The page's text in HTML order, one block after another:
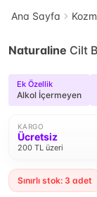
Ana Sayfa
Naturaline Cilt
Ek Özellik
Alkol İçermeyen
KARGO
Ücretsiz
200 TL üzeri
Sınırlı stok: 3 adet